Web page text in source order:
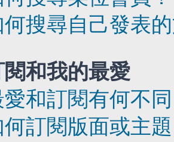
搜尋自己發表
和我的最愛
和訂閱有何不
訂閱版面或主